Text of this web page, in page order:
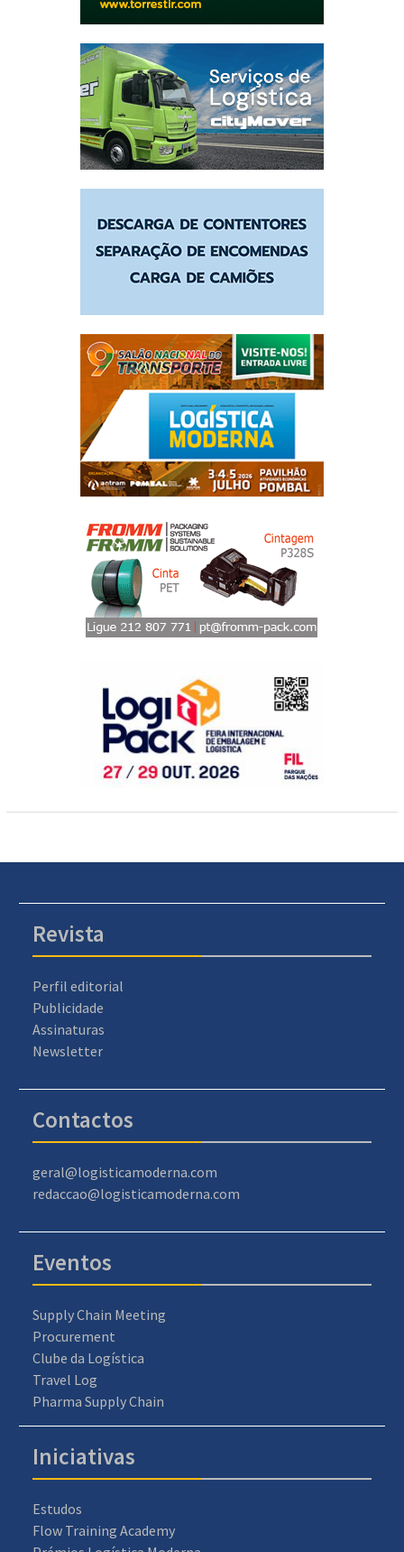
Revista
Perfil editorial
Publicidade
Assinaturas
Newsletter
Contactos
geral@logisticamoderna.com
redaccao@logisticamoderna.com
Eventos
Supply Chain Meeting
Procurement
Clube da Logística
Travel Log
Pharma Supply Chain
Iniciativas
Estudos
Flow Training Academy